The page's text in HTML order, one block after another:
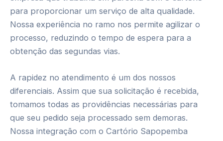
para proporcionar um serviço de alta qualidade.
Nossa experiência no ramo nos permite agilizar o
processo, reduzindo o tempo de espera para a
obtenção das segundas vias.
A rapidez no atendimento é um dos nossos
diferenciais. Assim que sua solicitação é recebida,
tomamos todas as providências necessárias para
que seu pedido seja processado sem demoras.
Nossa integração com o Cartório Sapopemba